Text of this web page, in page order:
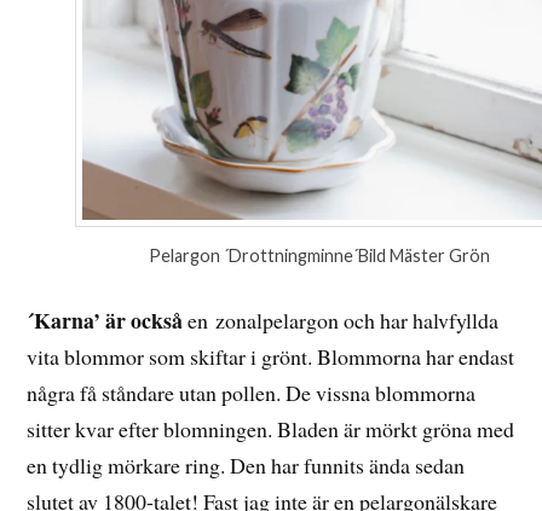
Pelargon ´Drottningminne´Bild Mäster Grön
´Karna’ är ocksåen zonalpelargon och har halvfyllda
vita blommor som skiftar i grönt. Blommorna har endast
några få ståndare utan pollen. De vissna blommorna
sitter kvar efter blomningen. Bladen är mörkt gröna med
en tydlig mörkare ring. Den har funnits ända sedan
slutet av 1800-talet! Fast jag inte är en pelargonälskare